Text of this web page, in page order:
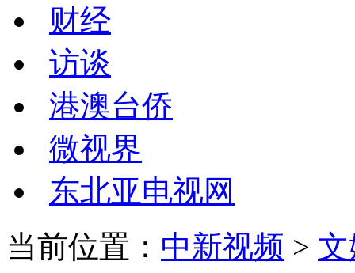
财经
访谈
港澳台侨
微视界
东北亚电视网
当前位置： 中新视频 >